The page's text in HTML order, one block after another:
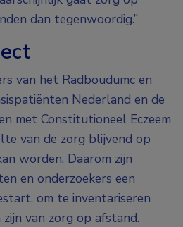
dan tegenwoordig.”
van het Radboudumc en
Nederland en de
met Constitutioneel Eczeem
van de zorg blijvend op
worden. Daarom zijn
en onderzoekers een
om te inventariseren
van zorg op afstand.